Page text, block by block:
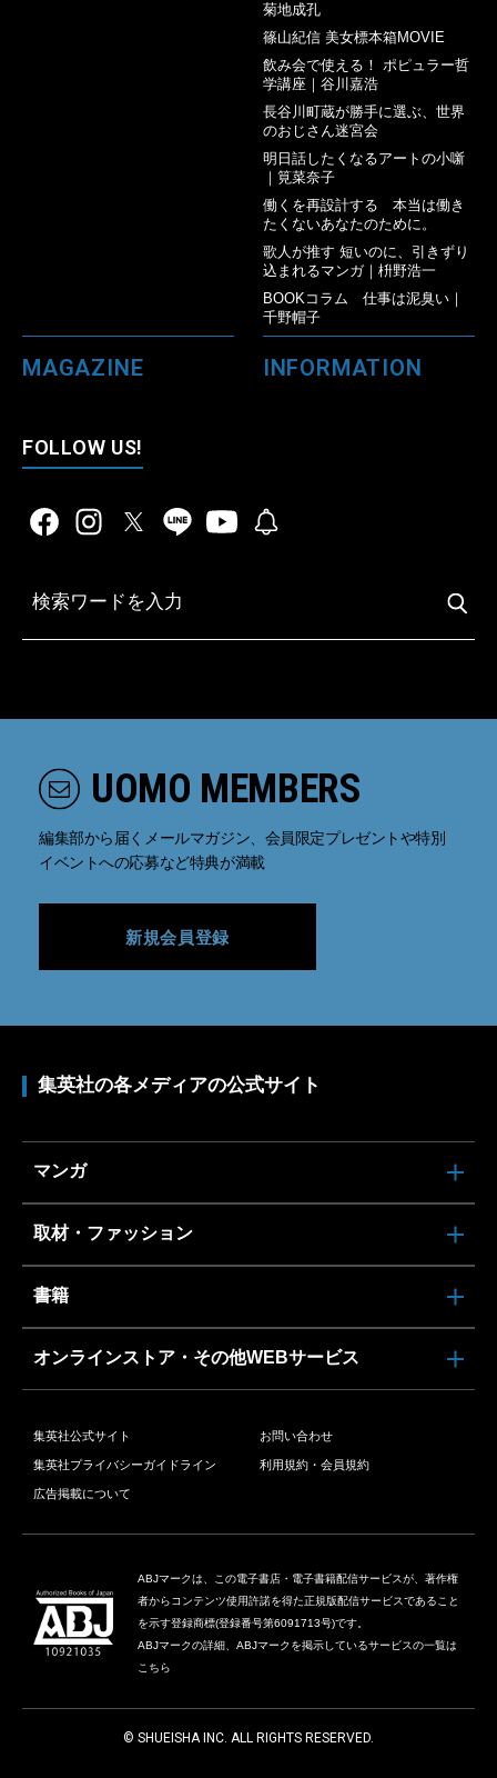
菊地成孔
篠山紀信 美女標本箱MOVIE
飲み会で使える！ ポピュラー哲
学講座｜谷川嘉浩
長谷川町蔵が勝手に選ぶ、世界
のおじさん迷宮会
明日話したくなるアートの小噺
｜筧菜奈子
働くを再設計する 本当は働き
たくないあなたのために。
歌人が推す 短いのに、引きずり
込まれるマンガ｜枡野浩一
BOOKコラム 仕事は泥臭い｜
千野帽子
MAGAZINE INFORMATION
FOLLOW US!
UOMO MEMBERS
編集部から届くメールマガジン、会員限定プレゼントや特別
イベントへの応募など特典が満載
新規会員登録
集英社の各メディアの公式サイト
マンガ
取材・ファッション
書籍
オンラインストア・その他WEBサービス
集英社公式サイト お問い合わせ
集英社プライバシーガイドライン 利用規約・会員規約
広告掲載について
ABJマークは、この電子書店・電子書籍配信サービスが、著作権
者からコンテンツ使用許諾を得た正規版配信サービスであること
を示す登録商標(登録番号第6091713号)です。
ABJマークの詳細、ABJマークを掲示しているサービスの一覧は
こちら
© SHUEISHA INC. ALL RIGHTS RESERVED.